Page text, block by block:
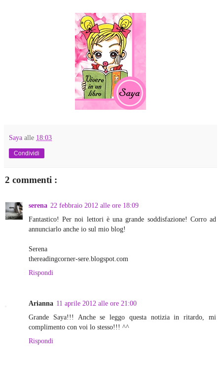
Saya alle 18:03
Condividi
2 commenti :
serena 22 febbraio 2012 alle ore 18:09
Fantastico! Per noi lettori è una grande soddisfazione! Corro ad
annunciarlo anche io sul mio blog!
Serena
thereadingcorner-sere.blogspot.com
Rispondi
Arianna 11 aprile 2012 alle ore 21:00
Grande Saya!!! Anche se leggo questa notizia in ritardo, mi
complimento con voi lo stesso!!! ^^
Rispondi